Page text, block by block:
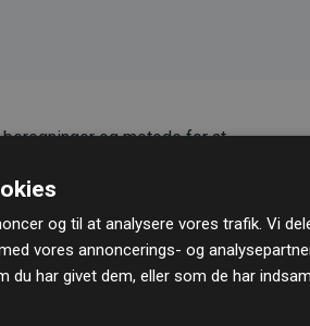
og metode for at
websites estimerede
og til at analysere vores trafik. Vi
vores annoncerings- og
du har givet dem, eller som de har